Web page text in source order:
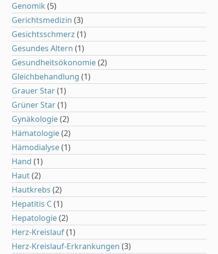
Genomik (5)
Gerichtsmedizin (3)
Gesichtsschmerz (1)
Gesundes Altern (1)
Gesundheitsökonomie(2)
Gleichbehandlung (1)
Grauer Star(1)
Grüner Star(1)
Gynäkologie(2)
Hämatologie(2)
Hämodialyse(1)
Hand (1)
Haut(2)
Hautkrebs (2)
Hepatitis C(1)
Hepatologie(2)
Herz-Kreislauf(1)
Herz-Kreislauf-Erkrankungen (3)